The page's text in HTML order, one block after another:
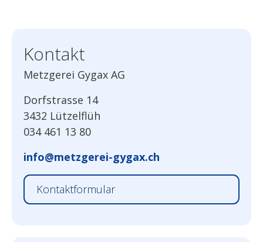
Kontakt
Metzgerei Gygax AG
Dorfstrasse 14
3432 Lützelflüh
034 461 13 80
info@metzgerei-gygax.ch
Kontaktformular